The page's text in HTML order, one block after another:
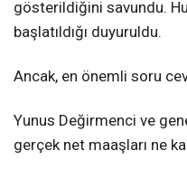
gösterildiğini savundu.
başlatıldığı duyuruldu.
Ancak, en önemli soru
Yunus Değirmenci ve
gerçek net maaşları ne